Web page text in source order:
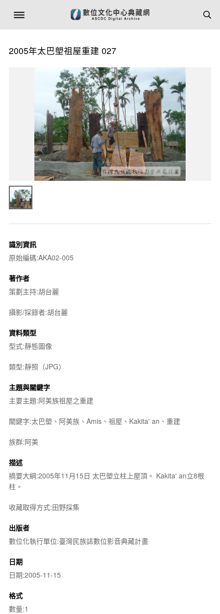
2005年太巴塱祖屋重建 027
識別資訊
原始編碼:AKA02-005
著作者
策劃主持:胡台麗
攝影/採錄者:胡台麗
資料類型
型式:靜態圖像
類型:靜照（JPG）
主題與關鍵字
主要主題:阿美族祖屋之重建
關鍵字:太巴塱、阿美族、Amis、祖屋、Kakita' an、重建
族群:阿美
描述
摘要大綱:2005年11月15日 太巴塱立柱上屋頂。 Kakita' an立8根
柱。
收藏取得方式:田野採集
出版者
數位化執行單位:臺灣民族誌數位影音典藏計畫
日期
日期:2005-11-15
格式
數量:1